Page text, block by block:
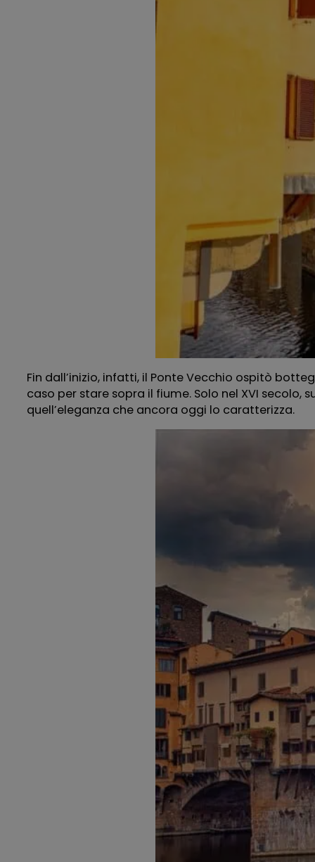
Fin dall’inizio, infatti, il Ponte Vecchio ospitò
caso per stare sopra il fiume. Solo nel XVI
quell’eleganza che ancora oggi lo caratterizza.